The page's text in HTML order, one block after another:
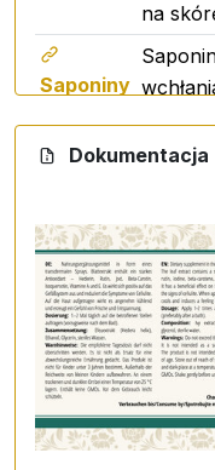
na
Saponiny
Rutyna
Rutyna
Znana
gdzie
Mentol Mentol
Dokumentacja